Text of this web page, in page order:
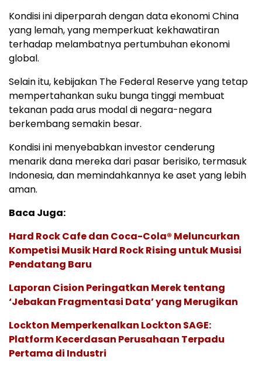
Kondisi ini diperparah dengan data ekonomi China
yang lemah, yang memperkuat kekhawatiran
terhadap melambatnya pertumbuhan ekonomi
global.
Selain itu, kebijakan The Federal Reserve yang tetap
mempertahankan suku bunga tinggi membuat
tekanan pada arus modal di negara-negara
berkembang semakin besar.
Kondisi ini menyebabkan investor cenderung
menarik dana mereka dari pasar berisiko, termasuk
Indonesia, dan memindahkannya ke aset yang lebih
aman.
Baca Juga:
Hard Rock Cafe dan Coca-Cola® Meluncurkan
Kompetisi Musik Hard Rock Rising untuk Musisi
Pendatang Baru
Laporan Cision Peringatkan Merek tentang
‘Jebakan Fragmentasi Data’ yang Merugikan
Lockton Memperkenalkan Lockton SAGE:
Platform Kecerdasan Perusahaan Terpadu
Pertama di Industri